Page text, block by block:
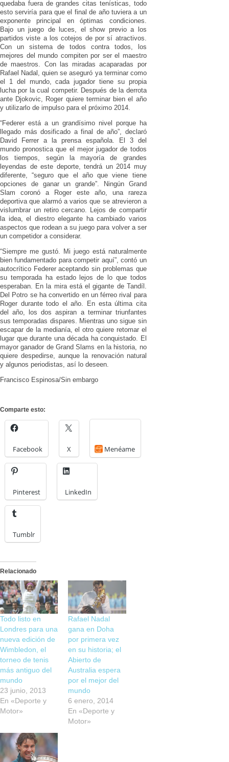
quedaba fuera de grandes citas tenísticas, todo
esto serviría para que el final de año tuviera a un
exponente principal en óptimas condiciones.
Bajo un juego de luces, el show previo a los
partidos viste a los cotejos de por sí atractivos.
Con un sistema de todos contra todos, los
mejores del mundo compiten por ser el maestro
de maestros. Con las miradas acaparadas por
Rafael Nadal, quien se aseguró ya terminar como
el 1 del mundo, cada jugador tiene su propia
lucha por la cual competir. Después de la derrota
ante Djokovic, Roger quiere terminar bien el año
y utilizarlo de impulso para el próximo 2014.
“Federer está a un grandísimo nivel porque ha
llegado más dosificado a final de año”, declaró
David Ferrer a la prensa española. El 3 del
mundo pronostica que el mejor jugador de todos
los tiempos, según la mayoría de grandes
leyendas de este deporte, tendrá un 2014 muy
diferente, “seguro que el año que viene tiene
opciones de ganar un grande”. Ningún Grand
Slam coronó a Roger este año, una rareza
deportiva que alarmó a varios que se atrevieron a
vislumbrar un retiro cercano. Lejos de compartir
la idea, el diestro elegante ha cambiado varios
aspectos que rodean a su juego para volver a ser
un competidor a considerar.
“Siempre me gustó. Mi juego está naturalmente
bien fundamentado para competir aquí”, contó un
autocrítico Federer aceptando sin problemas que
su temporada ha estado lejos de lo que todos
esperaban. En la mira está el gigante de Tandíl.
Del Potro se ha convertido en un férreo rival para
Roger durante todo el año. En esta última cita
del año, los dos aspiran a terminar triunfantes
sus temporadas dispares. Mientras uno sigue sin
escapar de la medianía, el otro quiere retomar el
lugar que durante una década ha conquistado. El
mayor ganador de Grand Slams en la historia, no
quiere despedirse, aunque la renovación natural
y algunos periodistas, así lo deseen.
Francisco Espinosa/Sin embargo
Comparte esto:
Facebook X Menéame
Pinterest LinkedIn
Tumblr
Relacionado
Todo listo en
Londres para una
nueva edición de
Wimbledon, el
torneo de tenis
más antiguo del
mundo
23 junio, 2013
En «Deporte y
Motor»
Rafael Nadal
gana en Doha
por primera vez
en su historia; el
Abierto de
Australia espera
por el mejor del
mundo
6 enero, 2014
En «Deporte y
Motor»